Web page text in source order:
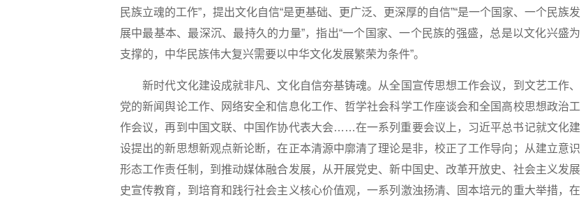
民族立魂的工作”，提出文化自信“是更基础、更广泛、更深厚的自信”“是一个国家、一个民族发
展中最基本、最深沉、最持久的力量”，指出“一个国家、一个民族的强盛，总是以文化兴盛为
支撑的，中华民族伟大复兴需要以中华文化发展繁荣为条件”。
新时代文化建设成就非凡、文化自信夯基铸魂。从全国宣传思想工作会议，到文艺工作、
党的新闻舆论工作、网络安全和信息化工作、哲学社会科学工作座谈会和全国高校思想政治工
作会议，再到中国文联、中国作协代表大会……在一系列重要会议上，习近平总书记就文化建
设提出的新思想新观点新论断，在正本清源中廓清了理论是非，校正了工作导向；从建立意识
形态工作责任制，到推动媒体融合发展，从开展党史、新中国史、改革开放史、社会主义发展
史宣传教育，到培育和践行社会主义核心价值观，一系列激浊扬清、固本培元的重大举措，在